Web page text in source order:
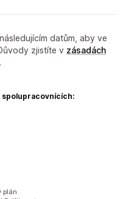
datům, aby ve
zjistíte v zásadách
spolupracovnících:
plán